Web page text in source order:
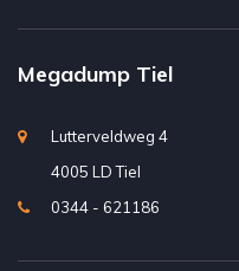
Megadump Tiel
Lutterveldweg 4
4005 LD Tiel
0344 - 621186